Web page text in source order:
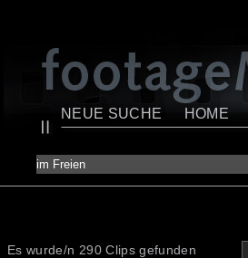
NEUE SUCHE HOME
Es wurde/n 290 Clips gefunden